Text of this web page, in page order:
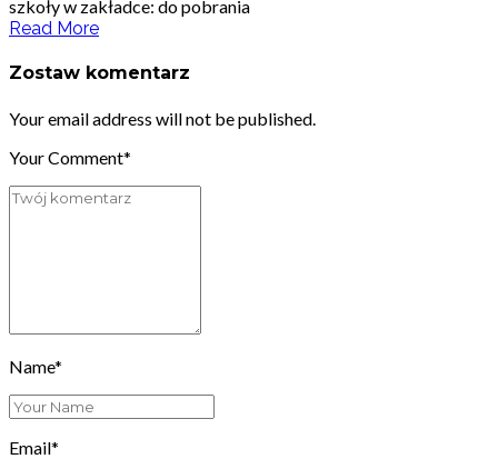
szkoły w zakładce: do pobrania
Read More
Zostaw komentarz
Your email address will not be published.
Your Comment*
Name*
Email*